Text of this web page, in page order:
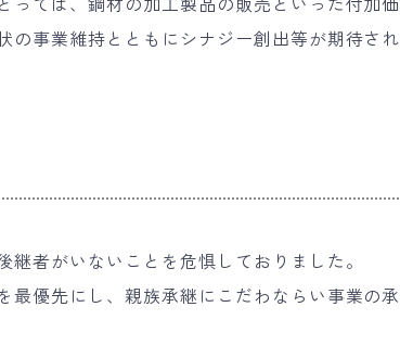
の事業維持とともにシナジー創出等が期待され
者がいないことを危惧しておりました。
最優先にし、親族承継にこだわならい事業の承